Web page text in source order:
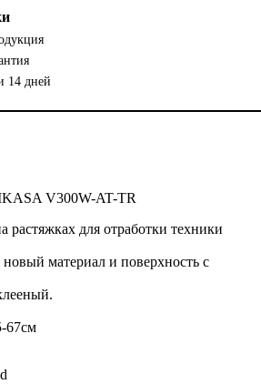
14 дней
V300W-AT-TR
для отработки техники
материал и поверхность с
67см